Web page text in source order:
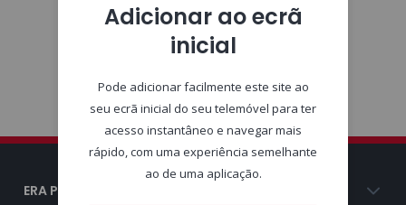
ERA Portugal
Adicionar ao ecrã
inicial
Pode adicionar facilmente este site ao
seu ecrã inicial do seu telemóvel para ter
acesso instantâneo e navegar mais
rápido, com uma experiência semelhante
ao de uma aplicação.